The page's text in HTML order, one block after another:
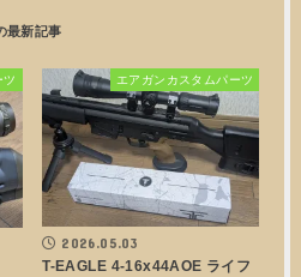
ツ エアガンカスタムパーツ
2026.05.03
T-EAGLE 4-16x44AOE ライフ